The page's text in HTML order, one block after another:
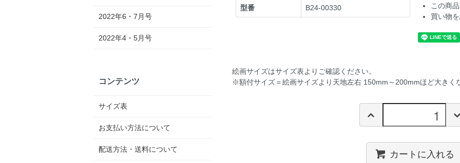
型番 B24-00330
この商
買い物
絵画サイズはサイズ表よりご確認ください。
※額付サイズ＝絵画サイズより天地左右 150mm～200mmほど大きく
カートに入れる
2022年6・7月号
2022年4・5月号
コンテンツ
サイズ表
お支払い方法について
配送方法・送料について